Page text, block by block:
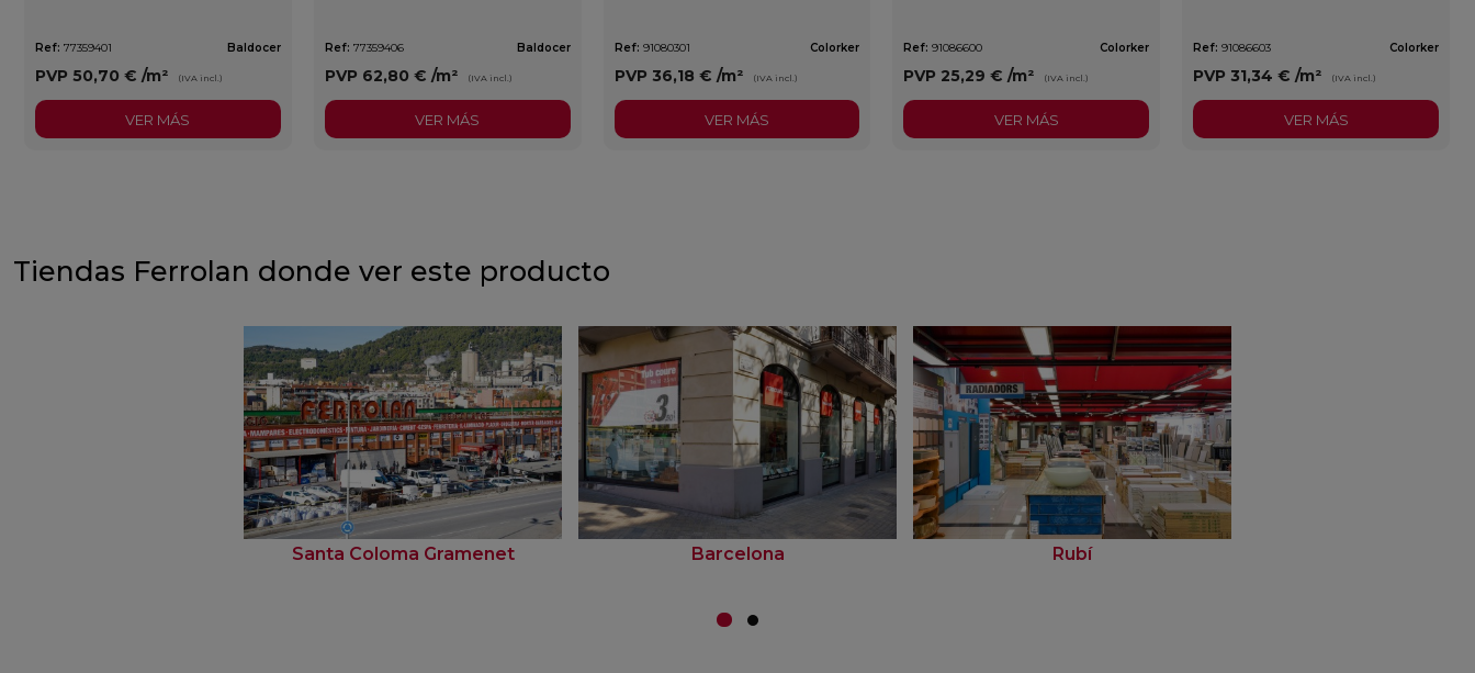
Ref: 77359401 Baldocer
PVP 50,70 € /m² (IVA incl.)
VER MÁS
Ref: 77359406 Baldocer
PVP 62,80 € /m² (IVA incl.)
VER MÁS
Ref: 91080301 Colorker
PVP 36,18 € /m² (IVA incl.)
VER MÁS
Ref: 91086600 Colorker
PVP 25,29 €/m² (IVA incl.)
VER MÁS
Ref: 91086603 Colorker
PVP 31,34 €/m² (IVA incl.)
VER MÁS
Tiendas Ferrolan donde ver este producto
Santa Coloma Gramenet Barcelona Rubí